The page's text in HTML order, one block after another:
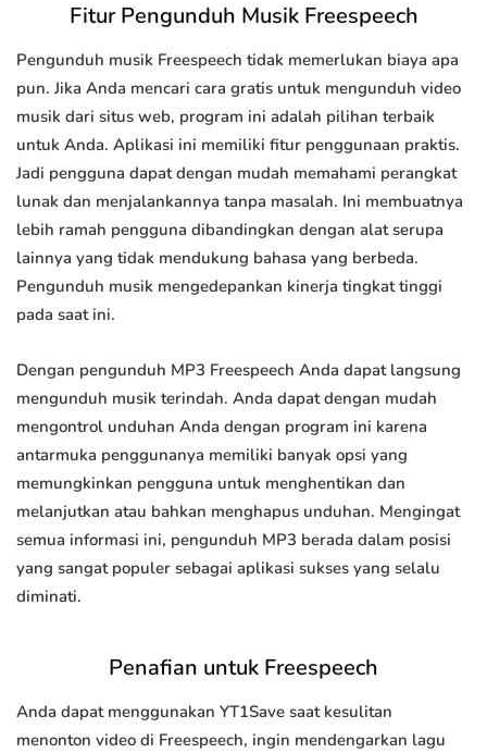
Fitur Pengunduh Musik Freespeech
Pengunduh musik Freespeech tidak memerlukan biaya apa
pun. Jika Anda mencari cara gratis untuk mengunduh video
musik dari situs web, program ini adalah pilihan terbaik
untuk Anda. Aplikasi ini memiliki fitur penggunaan praktis.
Jadi pengguna dapat dengan mudah memahami perangkat
lunak dan menjalankannya tanpa masalah. Ini membuatnya
lebih ramah pengguna dibandingkan dengan alat serupa
lainnya yang tidak mendukung bahasa yang berbeda.
Pengunduh musik mengedepankan kinerja tingkat tinggi
pada saat ini.
Dengan pengunduh MP3 Freespeech Anda dapat langsung
mengunduh musik terindah. Anda dapat dengan mudah
mengontrol unduhan Anda dengan program ini karena
antarmuka penggunanya memiliki banyak opsi yang
memungkinkan pengguna untuk menghentikan dan
melanjutkan atau bahkan menghapus unduhan. Mengingat
semua informasi ini, pengunduh MP3 berada dalam posisi
yang sangat populer sebagai aplikasi sukses yang selalu
diminati.
Penafian untuk Freespeech
Anda dapat menggunakan YT1Save saat kesulitan
menonton video di Freespeech, ingin mendengarkan lagu